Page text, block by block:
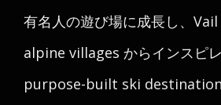
有名人の遊び場に成長し、
alpine villages からインスピ
purpose-built ski destination